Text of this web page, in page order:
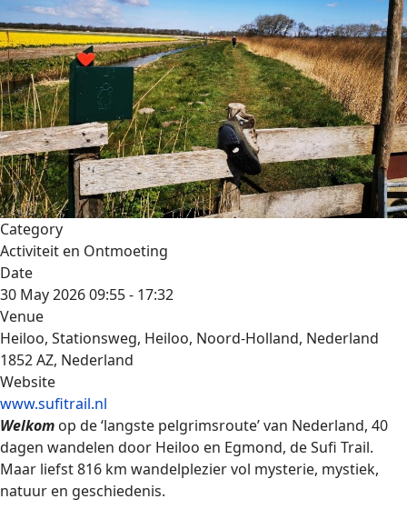
Category
Activiteit en Ontmoeting
Date
30 May 202609:55- 17:32
Venue
Heiloo, Stationsweg, Heiloo, Noord-Holland, Nederland
1852 AZ, Nederland
Website
www.sufitrail.nl
Welkom op de ‘langste pelgrimsroute’ van Nederland, 40
dagen wandelen door Heiloo en Egmond, de Sufi Trail.
Maar liefst 816 km wandelplezier vol mysterie, mystiek,
natuur en geschiedenis.